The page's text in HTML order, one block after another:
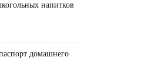
напитков
домашнего